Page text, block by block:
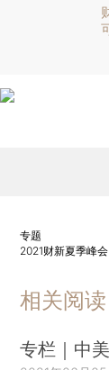
专题
2021财新夏季峰会
相关阅读
专栏｜中